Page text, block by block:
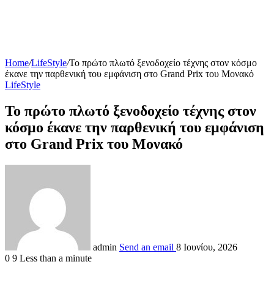
Home/LifeStyle/Το πρώτο πλωτό ξενοδοχείο τέχνης στον κόσμο
έκανε την παρθενική του εμφάνιση στο Grand Prix του Μονακό
LifeStyle
Το πρώτο πλωτό ξενοδοχείο τέχνης στον
κόσμο έκανε την παρθενική του εμφάνιση
στο Grand Prix του Μονακό
admin Send an email 8 Ιουνίου, 2026
0 9 Less than a minute